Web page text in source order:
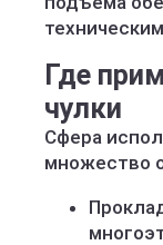
Где
чулки
Сфера
множество